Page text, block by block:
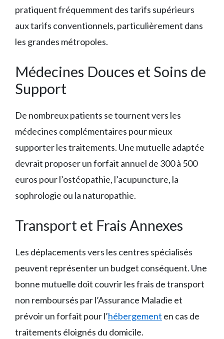
pratiquent fréquemment des tarifs supérieurs
aux tarifs conventionnels, particulièrement dans
les grandes métropoles.
Médecines Douces et Soins de
Support
De nombreux patients se tournent vers les
médecines complémentaires pour mieux
supporter les traitements. Une mutuelle adaptée
devrait proposer un forfait annuel de 300 à 500
euros pour l’ostéopathie, l’acupuncture, la
sophrologie ou la naturopathie.
Transport et Frais Annexes
Les déplacements vers les centres spécialisés
peuvent représenter un budget conséquent. Une
bonne mutuelle doit couvrir les frais de transport
non remboursés par l’Assurance Maladie et
prévoir un forfait pour l’hébergement en cas de
traitements éloignés du domicile.